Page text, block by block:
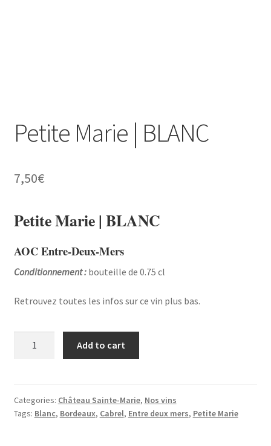
Petite Marie | BLANC
7,50€
Petite Marie | BLANC
AOC Entre-Deux-Mers
Conditionnement :bouteille de 0.75 cl
Retrouvez toutes les infos sur ce vin plus bas.
quantity
Add to cart
Categories: Château Sainte-Marie, Nos vins
Tags: Blanc, Bordeaux, Cabrel, Entre deux mers, Petite Marie